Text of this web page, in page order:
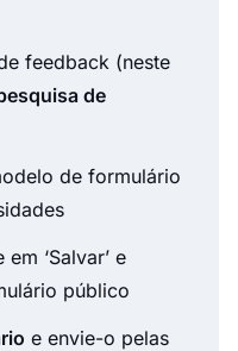
feedback (neste
de
de formulário
‘Salvar’ e
público
e envie-o pelas